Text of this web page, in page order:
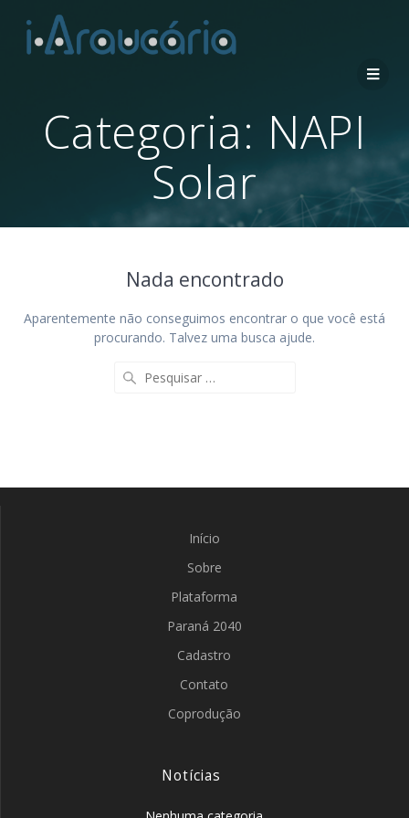
Categoria: NAPI
Solar
Nada encontrado
Aparentemente não conseguimos encontrar o que você está
procurando. Talvez uma busca ajude.
Início
Sobre
Plataforma
Paraná 2040
Cadastro
Contato
Coprodução
Notícias